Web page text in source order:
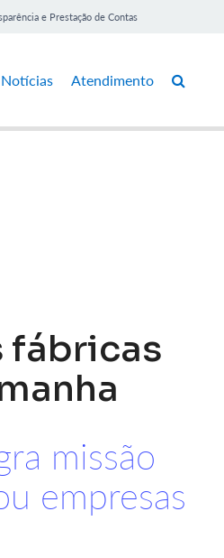
e Prestação de Contas
Notícias Atendimento
fábricas
missão
empresas